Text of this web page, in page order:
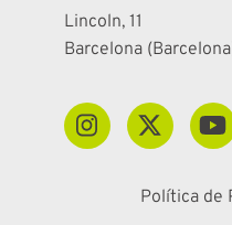
Lincoln, 11
Barcelona
Política de